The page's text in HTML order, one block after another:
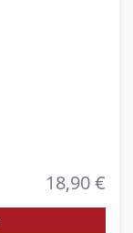
18,90 €